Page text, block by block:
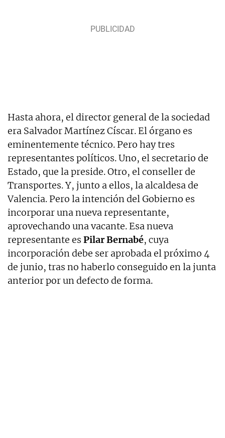
Hasta ahora, el director general de la sociedad
era Salvador Martínez Císcar. El órgano es
eminentemente técnico. Pero hay tres
representantes políticos. Uno, el secretario de
Estado, que la preside. Otro, el conseller de
Transportes. Y, junto a ellos, la alcaldesa de
Valencia. Pero la intención del Gobierno es
incorporar una nueva representante,
aprovechando una vacante. Esa nueva
representante es Pilar Bernabé, cuya
incorporación debe ser aprobada el próximo 4
de junio, tras no haberlo conseguido en la junta
anterior por un defecto de forma.